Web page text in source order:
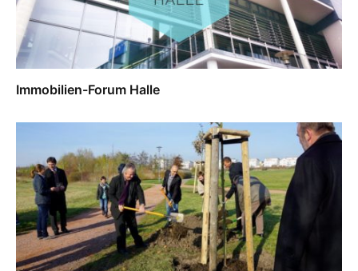
Immobilien-Forum Halle